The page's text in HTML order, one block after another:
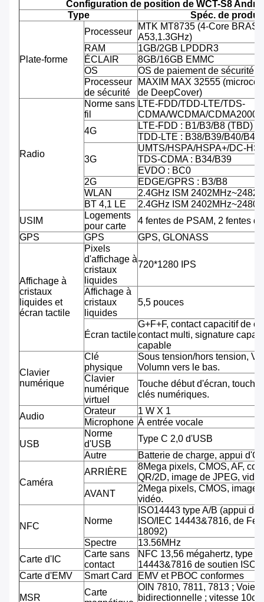
Configuration de position de WCT-S8
Type
Spéc. de produit
Plate-forme
Processeur
MTK MT8735 (4-Core BRAS
A53,1.3GHz)
RAM
1GB/2GB LPDDR3
ÉCLAIR
8GB/16GB EMMC
OS
OS de paiement de sécurité
Processeur
de sécurité
MAXIM MAX 32555
de DeepCover)
Radio
Norme sans
fil
LTE-FDD/TDD-LTE/TDS-
CDMA/WCDMA/CDMA2000/
4G
LTE-FDD : B1/B3/B8 (TBD)
TDD-LTE : B38/B39/B40/B41
3G
UMTS/HSPA/HSPA+/DC-
TDS-CDMA : B34/B39
EVDO : BC0
2G
EDGE/GPRS : B3/B8
WLAN
2.4GHz ISM
BT 4,1 LE
2.4GHz ISM
USIM
Logements
pour carte
4 fentes de PSAM, 2 fentes
GPS
GPS GPS, GLONASS
Affichage à
cristaux
liquides et
écran tactile
Pixels
d'affichage à
cristaux
liquides
720*1280 IPS
Affichage à
cristaux
liquides
5,5 pouces
Écran tactile
G+F+F, contact capacitif de
contact multi, signature
capable
Clavier
numérique
Clé
physique
Sous tension/hors tension,
Volumn vers le bas.
Clavier
numérique
virtuel
Touche début d'écran, touche
clés numériques.
Audio
Orateur
1 W X 1
Microphone À entrée vocale
USB
Norme
d'USB
Type C 2,0 d'USB
Autre
Batterie de charge, appui
Caméra
ARRIÈRE
8Mega pixels, CMOS, AF,
QR/2D, image de JPEG,
AVANT
2Mega pixels, CMOS, image
vidéo.
NFC
Norme
ISO14443 type A/B (appui de
ISO/IEC 14443&7816, de
18092)
Spectre
13.56MHz
Carte d'IC
Carte sans
contact
NFC 13,56 mégahertz, type
14443&7816 de soutien ISO/
Carte d'EMV
Smart Card EMV et PBOC conformes
MSR
Carte
OIN 7810, 7811, 7813 ; Voie
bidirectionnelle ; vitesse